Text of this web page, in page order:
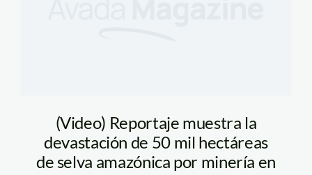
(Video) Reportaje muestra la
devastación de 50 mil hectáreas
de selva amazónica por minería en